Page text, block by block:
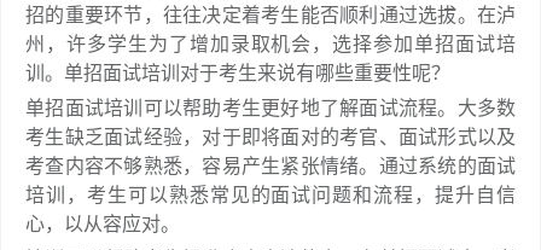
招的重要环节，往往决定着考生能否顺利通过选拔。在泸
州，许多学生为了增加录取机会，选择参加单招面试培
训。单招面试培训对于考生来说有哪些重要性呢？
单招面试培训可以帮助考生更好地了解面试流程。大多数
考生缺乏面试经验，对于即将面对的考官、面试形式以及
考查内容不够熟悉，容易产生紧张情绪。通过系统的面试
培训，考生可以熟悉常见的面试问题和流程，提升自信
心，以从容应对。